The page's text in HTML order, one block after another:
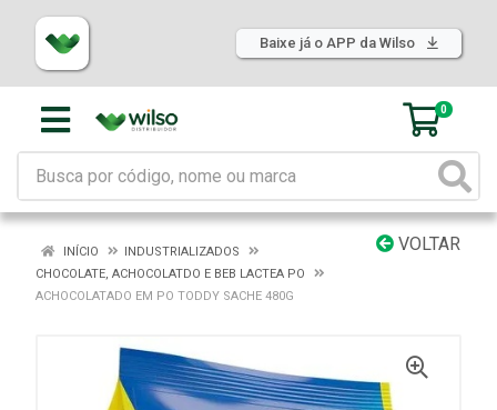
Baixe já o APP da Wilso
0
VOLTAR
INÍCIO
INDUSTRIALIZADOS
CHOCOLATE, ACHOCOLATDO E BEB LACTEA PO
ACHOCOLATADO EM PO TODDY SACHE 480G